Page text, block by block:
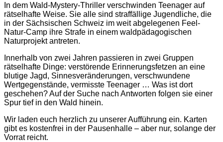
In dem Wald-Mystery-Thriller verschwinden Teenager auf
rätselhafte Weise. Sie alle sind straffällige Jugendliche, die
in der Sächsischen Schweiz im weit abgelegenen Feel-
Natur-Camp ihre Strafe in einem waldpädagogischen
Naturprojekt antreten.
Innerhalb von zwei Jahren passieren in zwei Gruppen
rätselhafte Dinge: verstörende Erinnerungsfetzen an eine
blutige Jagd, Sinnesveränderungen, verschwundene
Wertgegenstände, vermisste Teenager … Was ist dort
geschehen? Auf der Suche nach Antworten folgen sie einer
Spur tief in den Wald hinein.
Wir laden euch herzlich zu unserer Aufführung ein. Karten
gibt es kostenfrei in der Pausenhalle – aber nur, solange der
Vorrat reicht.